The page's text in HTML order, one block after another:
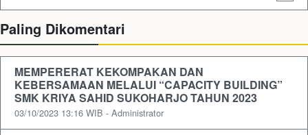
Paling Dikomentari
MEMPERERAT KEKOMPAKAN DAN
KEBERSAMAAN MELALUI “CAPACITY BUILDING”
SMK KRIYA SAHID SUKOHARJO TAHUN 2023
03/10/2023 13:16 WIB - Administrator